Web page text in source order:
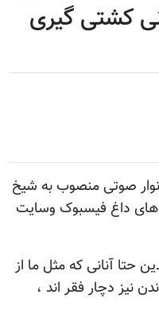
گیری
منصوب به شیخ
فیسبوک وسایت
که مثل ما از
فقر اند ،